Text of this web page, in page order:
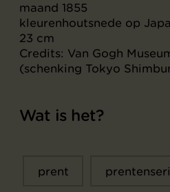
maand 1855
kleurenhoutsnede op
23 cm
Credits: Van Gogh
(schenking Tokyo
Wat is het?
prent